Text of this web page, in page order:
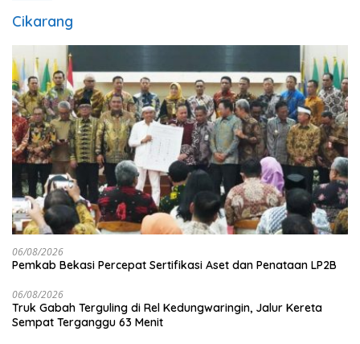
Cikarang
06/08/2026
Pemkab Bekasi Percepat Sertifikasi Aset dan Penataan LP2B
06/08/2026
Truk Gabah Terguling di Rel Kedungwaringin, Jalur Kereta
Sempat Terganggu 63 Menit